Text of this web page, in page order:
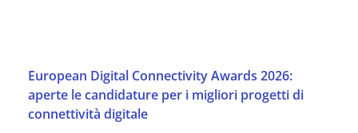
European Digital Connectivity Awards 2026:
aperte le candidature per i migliori progetti di
connettività digitale